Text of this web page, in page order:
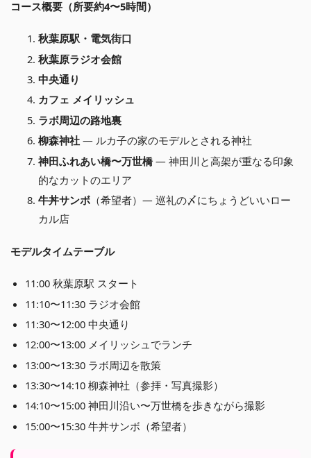
コース概要（所要約4〜5時間）
秋葉原駅・電気街口
秋葉原ラジオ会館
中央通り
カフェ メイリッシュ
ラボ周辺の路地裏
柳森神社 — ルカ子の家のモデルとされる神社
神田ふれあい橋〜万世橋 — 神田川と高架が重なる印象
的なカットのエリア
牛丼サンボ （希望者）— 巡礼の〆にちょうどいいロー
カル店
モデルタイムテーブル
11:00 秋葉原駅 スタート
11:10〜11:30 ラジオ会館
11:30〜12:00 中央通り
12:00〜13:00 メイリッシュでランチ
13:00〜13:30 ラボ周辺を散策
13:30〜14:10 柳森神社（参拝・写真撮影）
14:10〜15:00 神田川沿い〜万世橋を歩きながら撮影
15:00〜15:30 牛丼サンボ（希望者）